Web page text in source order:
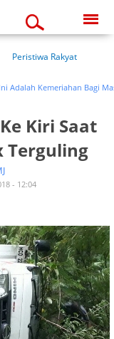
10:50:13 pm
Peristiwa Rakyat
Kemeriahan Bagi
Kiri Saat
Terguling
- 12:04